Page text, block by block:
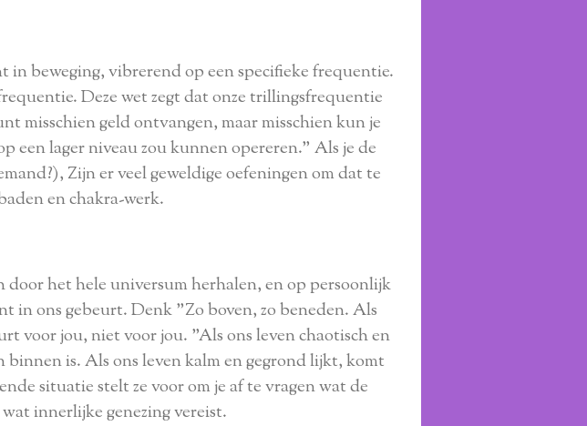
in beweging, vibrerend op een specifieke frequentie.
Deze wet zegt dat onze trillingsfrequentie
misschien geld ontvangen, maar misschien kun je
lager niveau zou kunnen opereren." Als je de
Zijn er veel geweldige oefeningen om dat te
en chakra-werk.
het hele universum herhalen, en op persoonlijk
in ons gebeurt. Denk "Zo boven, zo beneden. Als
voor jou, niet voor jou. "Als ons leven chaotisch en
binnen is. Als ons leven kalm en gegrond lijkt, komt
situatie stelt ze voor om je af te vragen wat de
innerlijke genezing vereist.